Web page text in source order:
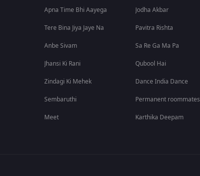
Apna Time Bhi Aayega
Tere Bina Jiya Jaye Na
Anbe Sivam
Jhansi Ki Rani
Zindagi Ki Mehek
Sembaruthi
Meet
Jodha Akbar
Pavitra Rishta
Sa Re Ga Ma Pa
Qubool Hai
Dance India Dance
Permanent roommates
Karthika Deepam